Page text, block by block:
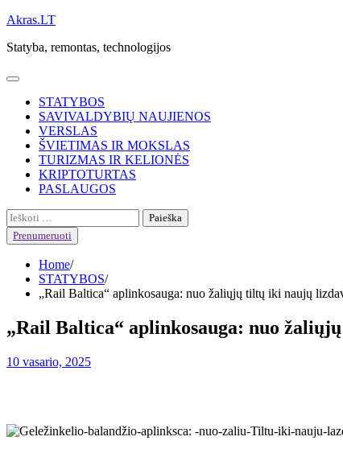
Skip
content
Akras.LT
Statyba, remontas, technologijos
STATYBOS
SAVIVALDYBIŲ NAUJIENOS
VERSLAS
ŠVIETIMAS IR MOKSLAS
TURIZMAS IR KELIONĖS
KRIPTOTURTAS
PASLAUGOS
Ieškoti:
Prenumeruoti
Home
STATYBOS
„Rail Baltica“ aplinkosauga: nuo žaliųjų tiltų iki naujų
„Rail Baltica“ aplinkosauga: nuo
10 vasario, 2025